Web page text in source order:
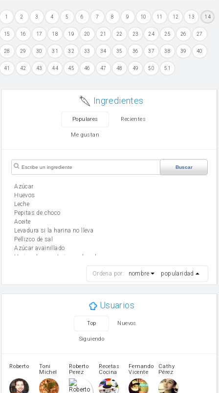
1 2 3 4 5 6 7 8 9 10 11 12 13 14
15 16 17 18 19 20 21 22 23 24 25 26 27
28 29 30 31 32 33 34 35 36 37 38 39 40
41 42 43 44 45 46 47 48 49 50 51
Ingredientes
Populares Recientes
Me gustan
Buscar
Azúcar
huevos
leche
Pepitas de choco
aceite
Levadura si la harina no lleva
Pellizco de sal
Azúcar avainillado
Harina de reposteria con levadura
mantequilla
Opcional: Azúcar avainillado
patatas
pimiento rojo
Ordena por: nombre popularidad
Usuarios
Top Nuevos
Siguiendo
Roberto
Toni
Michel
Caubet
Roberto
Perez
Muñoz
Recetas
Cocina
Fernando
Vicente
Cathy
Pérez